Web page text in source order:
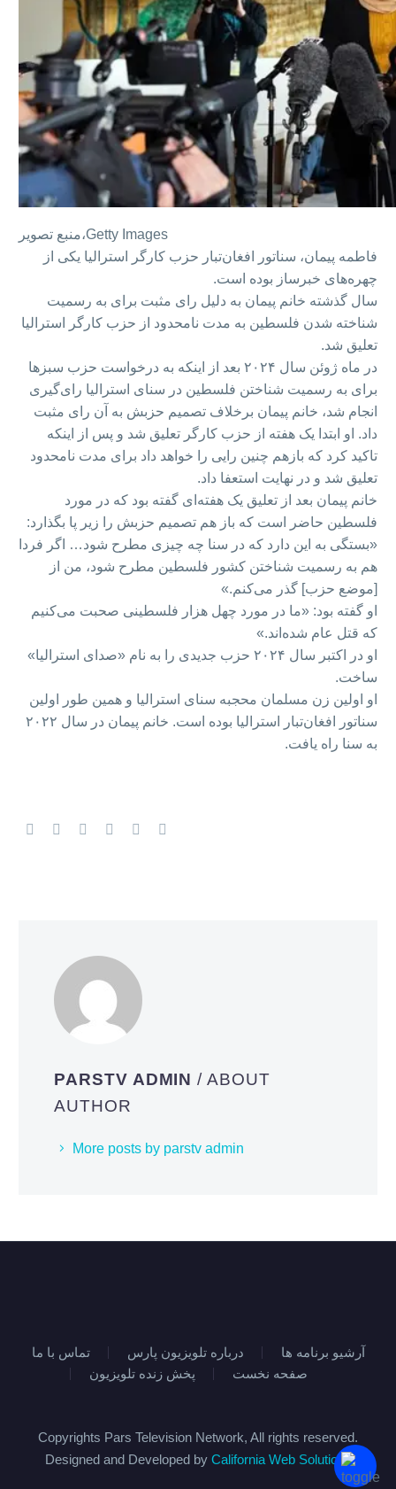
منبع تصویر،Getty Images
فاطمه پیمان، سناتور افغان‌تبار حزب کارگر استرالیا یکی از
چهره‌های خبرساز بوده است.
سال گذشته خانم پیمان به دلیل رای مثبت برای به رسمیت
شناخته شدن فلسطین به مدت نامحدود از حزب کارگر استرالیا
تعلیق شد.
در ماه ژوئن سال ۲۰۲۴ بعد از اینکه به درخواست حزب سبزها
برای به رسمیت شناختن فلسطین در سنای استرالیا رای‌گیری
انجام شد، خانم پیمان برخلاف تصمیم حزبش به آن رای مثبت
داد. او ابتدا یک هفته از حزب کارگر تعلیق شد و پس از اینکه
تاکید کرد که بازهم چنین رایی را خواهد داد برای مدت نامحدود
تعلیق شد و در نهایت استعفا داد.
خانم پیمان بعد از تعلیق یک هفته‌ای گفته بود که در مورد
فلسطین حاضر است که باز هم تصمیم حزبش را زیر پا بگذارد:
«بستگی به این دارد که در سنا چه چیزی مطرح شود… اگر فردا
هم به رسمیت شناختن کشور فلسطین مطرح شود، من از
[موضع حزب] گذر می‌کنم.»
او گفته بود: «ما در مورد چهل هزار فلسطینی صحبت می‌کنیم
که قتل عام شده‌اند.»
او در اکتبر سال ۲۰۲۴ حزب جدیدی را به نام «صدای استرالیا»
ساخت.
او اولین زن مسلمان محجبه سنای استرالیا و همین طور اولین
سناتور افغان‌تبار استرالیا بوده است. خانم پیمان در سال ۲۰۲۲
به سنا راه یافت.
PARSTV ADMIN/ ABOUT
AUTHOR
More posts by parstv admin
تماس با ما درباره تلویزیون پارس
آرشیو برنامه ها
پخش زنده تلویزیون
صفحه نخست
Copyrights Pars Television Network, All rights reserved.
Designed and Developed by California Web Solutions